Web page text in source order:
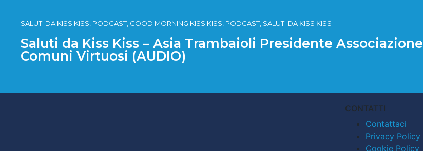
SALUTI DA KISS KISS, PODCAST, GOOD MORNING KISS KISS, PODCAST, SALUTI DA KISS KISS
Saluti da Kiss Kiss – Asia Trambaioli Presidente Associazione
Comuni Virtuosi (AUDIO)
CONTATTI
Contattaci
Privacy Policy
Cookie Policy